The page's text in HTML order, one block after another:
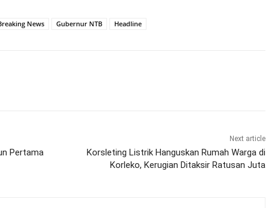
News Gubernur NTB Headline
Pertama
Next article
Korsleting Listrik Hanguskan Rumah Warga di
Korleko, Kerugian Ditaksir Ratusan Juta